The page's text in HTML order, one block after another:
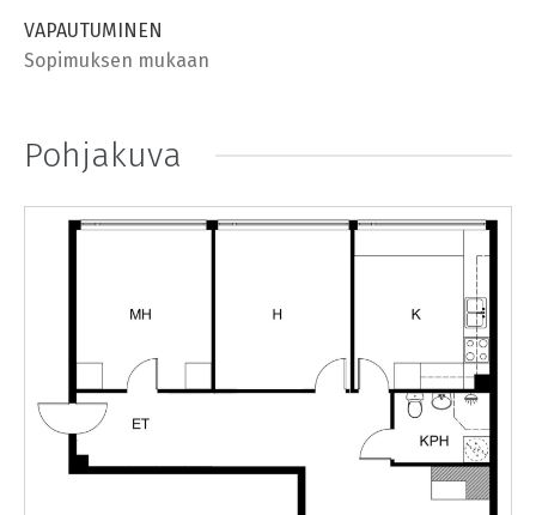
VAPAUTUMINEN
Sopimuksen mukaan
Pohjakuva